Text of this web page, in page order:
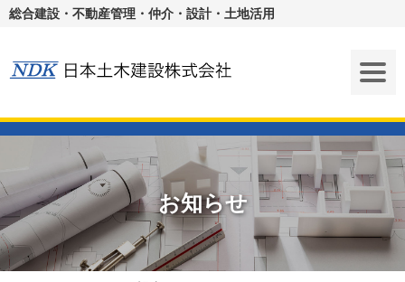
総合建設・不動産管理・仲介・設計・土地活用
お知らせ